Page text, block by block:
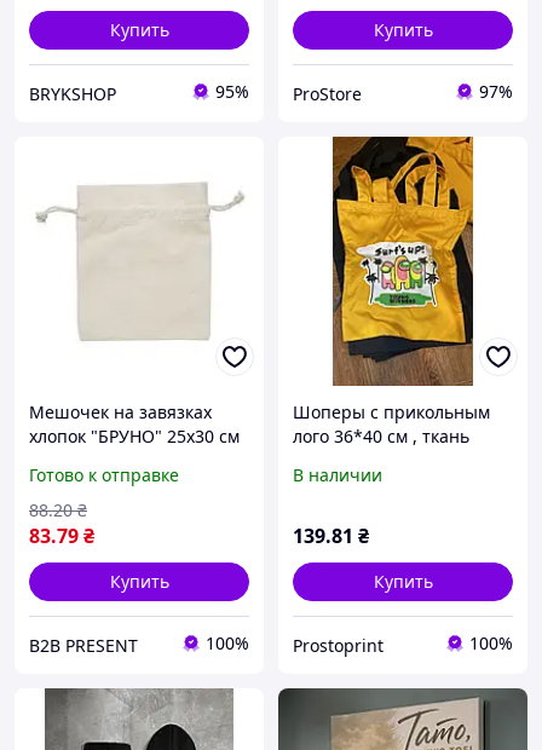
Купить
BRYKSHOP 95%
Купить
ProStore 97%
Мешочек на завязках
хлопок "БРУНО" 25х30 см
печати логотипа
Готово к отправке
83.79₴
88.20 ₴
Купить
B2B PRESENT 100%
Шоперы с прикольным
лого 36*40 см , ткань
печать на сумках
покупок
В наличии
139.81 ₴
Купить
Prostoprint 100%